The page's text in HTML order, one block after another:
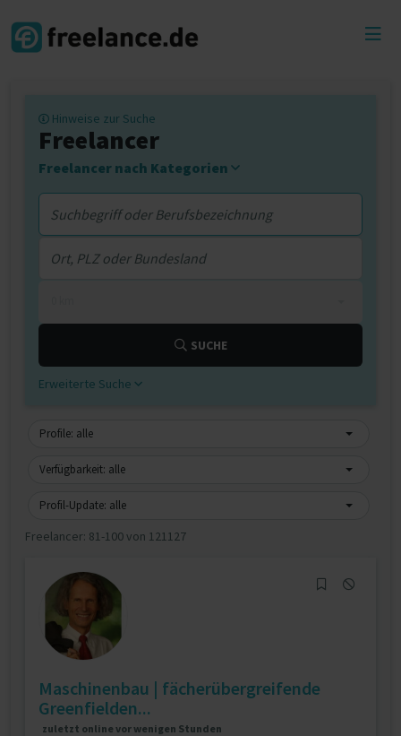
Hinweise zur Suche
Freelancer
Freelancer nach Kategorien
SUCHE
Erweiterte Suche
Profile: alle
Verfügbarkeit: alle
Profil-Update: alle
Freelancer: 81-100 von 121127
Maschinenbau | fächerübergreifende
Greenfielden...
zuletzt online vor wenigen Stunden